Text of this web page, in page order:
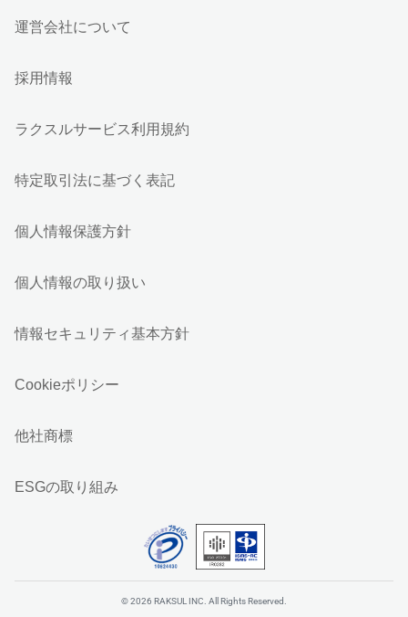
運営会社について
採用情報
ラクスルサービス利用規約
特定取引法に基づく表記
個人情報保護方針
個人情報の取り扱い
情報セキュリティ基本方針
Cookieポリシー
他社商標
ESGの取り組み
© 2026 RAKSUL INC. All Rights Reserved.